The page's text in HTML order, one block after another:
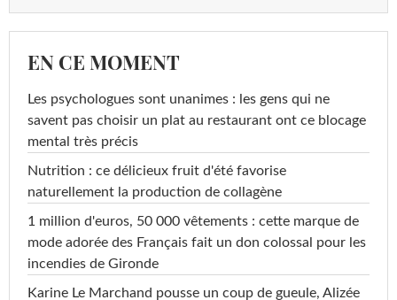
EN CE MOMENT
Les psychologues sont unanimes : les gens qui ne
savent pas choisir un plat au restaurant ont ce blocage
mental très précis
Nutrition : ce délicieux fruit d'été favorise
naturellement la production de collagène
1 million d'euros, 50 000 vêtements : cette marque de
mode adorée des Français fait un don colossal pour les
incendies de Gironde
Karine Le Marchand pousse un coup de gueule, Alizée